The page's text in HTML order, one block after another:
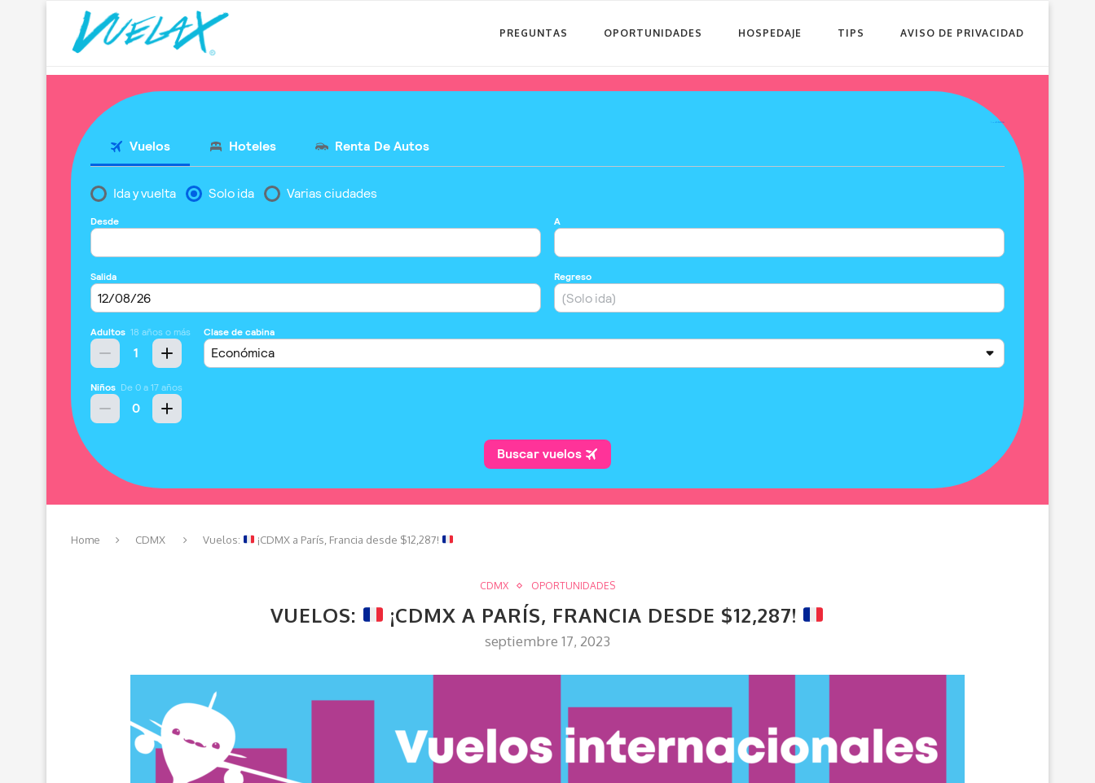
PREGUNTAS OPORTUNIDADES HOSPEDAJE TIPS AVISO DE PRIVACIDAD
Home CDMX Vuelos: ¡CDMX a París, Francia desde $12,287!
CDMX OPORTUNIDADES
VUELOS: ¡CDMX A PARÍS, FRANCIA DESDE $12,287!
septiembre 17, 2023